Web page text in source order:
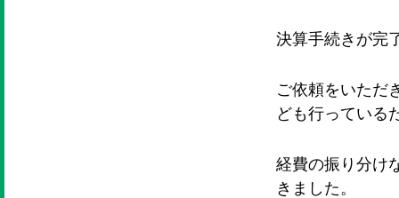
決算手続きが完
ご依頼をいただ
ども行っている
経費の振り分け
きました。